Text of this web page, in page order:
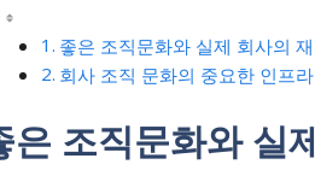
좋은 조직문화와 실제 회사의
회사 조직 문화의 중요한 인프
은 조직문화와 실